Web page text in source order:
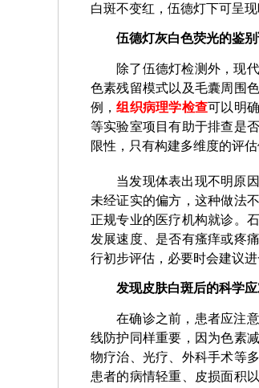
白斑不变红，伍德灯下可呈
伍德灯灰白色荧光的鉴
除了伍德灯检测外，现
色素残留模式以及毛囊周围
例，组织病理学检查可以明
等实验室项目有助于排查是
限性，只有构建多维度的评
当发现体表出现不明原
未经证实的偏方，这种做法
正规专业的医疗机构就诊。
发展速度、是否有瘙痒或疼
行初步评估，必要时会建议进
发现皮肤白斑后的科学
在确诊之前，患者应注
线防护同样重要，因为色素
物疗治、光疗、外科手术等
患者的病情轻重、皮损面积